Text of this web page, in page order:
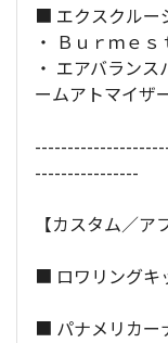
■ エクスクルー
・ Ｂｕｒｍｅ
・ エアバラン
ームアトマイザ
----------------
【カスタム／ア
■ ロワリングキ
■ パナメリカー